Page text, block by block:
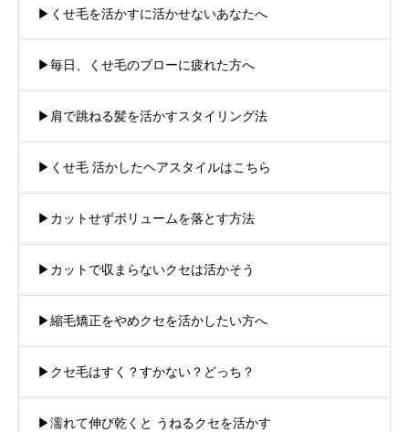
▶︎くせ毛を活かすに活かせないあなたへ
▶︎毎日、くせ毛のブローに疲れた方へ
▶︎肩で跳ねる髪を活かすスタイリング法
▶︎くせ毛 活かしたヘアスタイルはこちら
▶︎カットせずボリュームを落とす方法
▶︎カットで収まらないクセは活かそう
▶︎縮毛矯正をやめクセを活かしたい方へ
▶︎クセ毛はすく？すかない？どっち？
▶︎濡れて伸び乾くと うねるクセを活かす